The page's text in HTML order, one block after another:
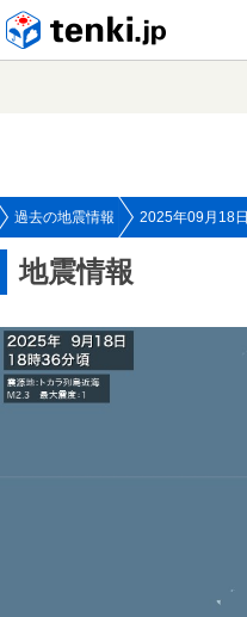
過去の地震情報 2025年09月18日
地震情報